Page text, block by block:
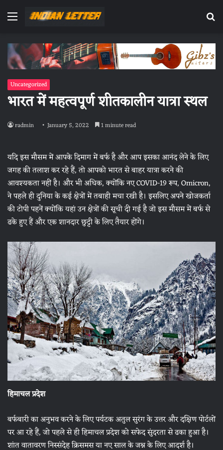
Menu
Uncategorized
भारत में महत्वपूर्ण शीतकालीन यात्रा स्थल
radmin January 5, 2022 1 minute read
यदि इस मौसम में आपके दिमाग में बर्फ है और आप इसका आनंद लेने के लिए
जगह की तलाश कर रहे हैं, तो आपको भारत से बाहर यात्रा करने की
आवश्यकता नहीं है। और भी अधिक, क्योंकि नए COVID-19 रूप, Omicron,
ने पहले ही दुनिया के कई क्षेत्रों में तबाही मचा रखी है। इसलिए अपने खोजकर्ता
की टोपी पहनें क्योंकि यहां उन क्षेत्रों की सूची दी गई है जो इस मौसम में बर्फ से
ढके हुए हैं और एक शानदार छुट्टी के लिए तैयार होंगे।
हिमाचल प्रदेश
बर्फबारी का अनुभव करने के लिए पर्यटक अतुल सुरंग के उत्तर और दक्षिण पोर्टलों
पर आ रहे हैं, जो पहले से ही हिमाचल प्रदेश को सफेद सुंदरता से ढका हुआ है।
शांत वातावरण निस्संदेह क्रिसमस या नए साल के जश्न के लिए आदर्श है।